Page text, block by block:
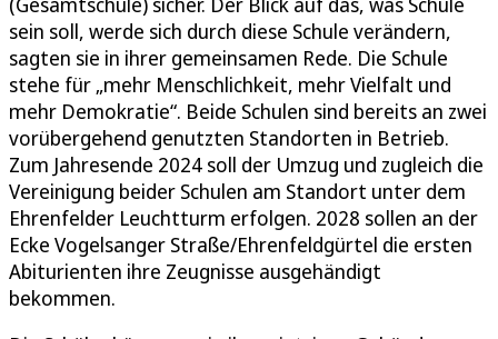
sein soll, werde sich durch diese Schule verändern,
sagten sie in ihrer gemeinsamen Rede. Die Schule
stehe für „mehr Menschlichkeit, mehr Vielfalt und
mehr Demokratie“. Beide Schulen sind bereits an zwei
vorübergehend genutzten Standorten in Betrieb.
Zum Jahresende 2024 soll der Umzug und zugleich die
Vereinigung beider Schulen am Standort unter dem
Ehrenfelder Leuchtturm erfolgen. 2028 sollen an der
Ecke Vogelsanger Straße/Ehrenfeldgürtel die ersten
Abiturienten ihre Zeugnisse ausgehändigt
bekommen.